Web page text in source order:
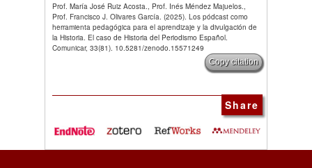
Prof. María José Ruiz Acosta., Prof. Inés Méndez Majuelos.,
Prof. Francisco J. Olivares García. (2025). Los pódcast como
herramienta pedagógica para el aprendizaje y la divulgación de
la Historia. El caso de Historia del Periodismo Español.
Comunicar, 33(81). 10.5281/zenodo.15571249
Copy citation
Share